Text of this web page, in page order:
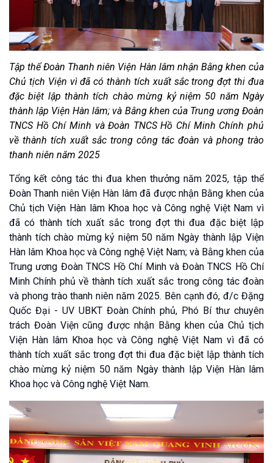
Tập thể Đoàn Thanh niên Viện Hàn lâm nhận Bằng khen của
Chủ tịch Viện vì đã có thành tích xuất sắc trong đợt thi đua
đặc biệt lập thành tích chào mừng kỷ niệm 50 năm Ngày
thành lập Viện Hàn lâm; và Bằng khen của Trung ương Đoàn
TNCS Hồ Chí Minh và Đoàn TNCS Hồ Chí Minh Chính phủ
về thành tích xuất sắc trong công tác đoàn và phong trào
thanh niên năm 2025
Tổng kết công tác thi đua khen thưởng năm 2025, tập thể
Đoàn Thanh niên Viện Hàn lâm đã được nhận Bằng khen của
Chủ tịch Viện Hàn lâm Khoa học và Công nghệ Việt Nam vì
đã có thành tích xuất sắc trong đợt thi đua đặc biệt lập
thành tích chào mừng kỷ niệm 50 năm Ngày thành lập Viện
Hàn lâm Khoa học và Công nghệ Việt Nam; và Bằng khen của
Trung ương Đoàn TNCS Hồ Chí Minh và Đoàn TNCS Hồ Chí
Minh Chính phủ về thành tích xuất sắc trong công tác đoàn
và phong trào thanh niên năm 2025. Bên cạnh đó, đ/c Đặng
Quốc Đại - UV UBKT Đoàn Chính phủ, Phó Bí thư chuyên
trách Đoàn Viện cũng được nhận Bằng khen của Chủ tịch
Viện Hàn lâm Khoa học và Công nghệ Việt Nam vì đã có
thành tích xuất sắc trong đợt thi đua đặc biệt lập thành tích
chào mừng kỷ niệm 50 năm Ngày thành lập Viện Hàn lâm
Khoa học và Công nghệ Việt Nam.